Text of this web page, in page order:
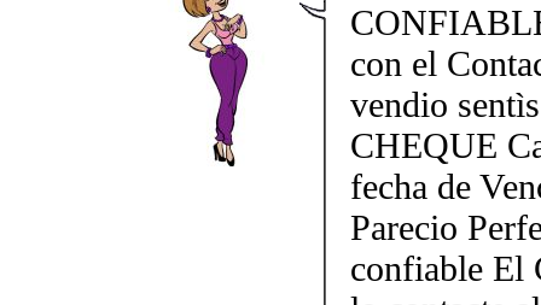
con el
vendio
CHEQUE
fecha de
Parecio
confiable El